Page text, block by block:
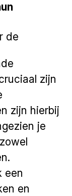
de
zijn
zijn hierbij
je
een
en